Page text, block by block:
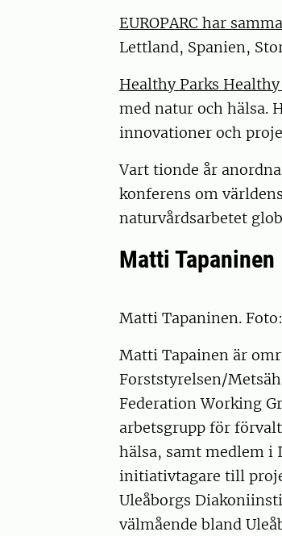
EUROPARC har
Lettland, Spanien,
Healthy Parks
med natur och hälsa.
innovationer och
Vart tionde år
konferens om
naturvårdsarbetet
Matti Tapaninen
Matti Tapaninen.
Matti Tapainen är
Forststyrelsen/
Federation Working
arbetsgrupp för
hälsa, samt medlem i
initiativtagare till
Uleåborgs
välmående bland